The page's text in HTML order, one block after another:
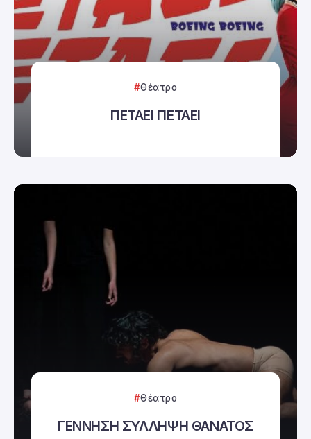
Θέατρο
ΠΕΤΑΕΙ ΠΕΤΑΕΙ
Θέατρο
ΓΕΝΝΗΣΗ ΣΥΛΛΗΨΗ ΘΑΝΑΤΟΣ